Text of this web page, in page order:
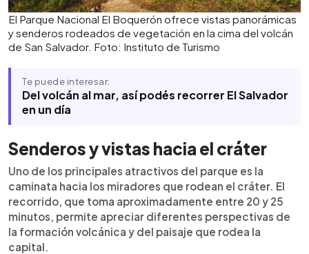
El Parque Nacional El Boquerón ofrece vistas panorámicas
y senderos rodeados de vegetación en la cima del volcán
de San Salvador. Foto: Instituto de Turismo
Te puede interesar:
Del volcán al mar, así podés recorrer El Salvador
en un día
Senderos y vistas hacia el cráter
Uno de los principales atractivos del parque es la
caminata hacia los miradores que rodean el cráter. El
recorrido, que toma aproximadamente entre 20 y 25
minutos, permite apreciar diferentes perspectivas de
la formación volcánica y del paisaje que rodea la
capital.